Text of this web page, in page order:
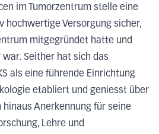
im Tumorzentrum stelle eine
hochwertige Versorgung sicher,
mitgegründet hatte und
war. Seither hat sich das
als eine führende Einrichtung
etabliert und geniesst über
hinaus Anerkennung für seine
Lehre und